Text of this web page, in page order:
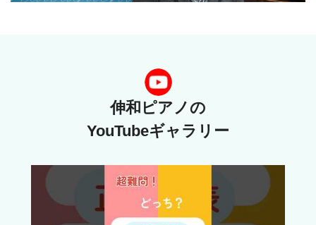
伸和ピアノの
YouTubeギャラリー